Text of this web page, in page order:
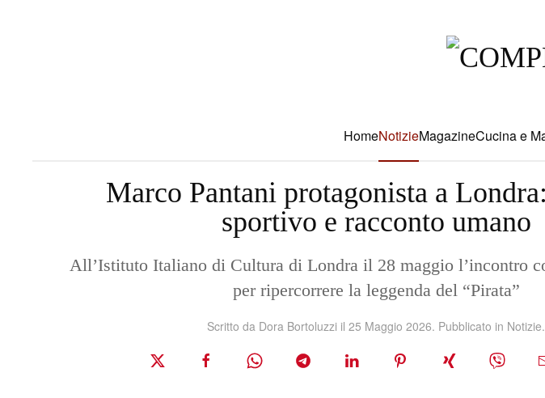
HomeNotizieMagazineCucina e
Marco Pantani protagonista a
sportivo e racconto umano
All’Istituto Italiano di Cultura di Londra il 28 maggio l’incontro
per ripercorrere la leggenda del “Pirata”
Scritto da Dora Bortoluzzi il25 Maggio 2026. Pubblicato in Notizie.